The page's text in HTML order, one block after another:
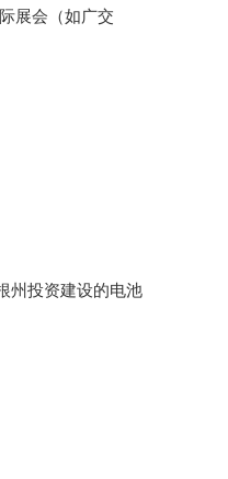
展会（如广交
州投资建设的电池